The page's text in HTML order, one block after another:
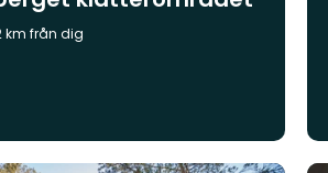
km från dig